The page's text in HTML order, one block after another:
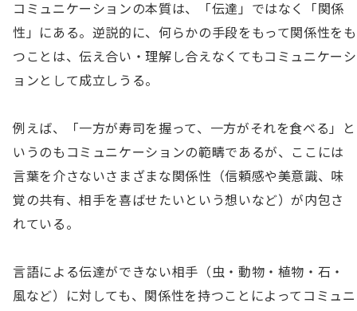
コミュニケーションの本質は、「伝達」ではなく「関係
性」にある。逆説的に、何らかの手段をもって関係性をも
つことは、伝え合い・理解し合えなくてもコミュニケーシ
ョンとして成立しうる。
例えば、「一方が寿司を握って、一方がそれを食べる」と
いうのもコミュニケーションの範疇であるが、ここには
言葉を介さないさまざまな関係性（信頼感や美意識、味
覚の共有、相手を喜ばせたいという想いなど）が内包さ
れている。
言語による伝達ができない相手（虫・動物・植物・石・
風など）に対しても、関係性を持つことによってコミュニ